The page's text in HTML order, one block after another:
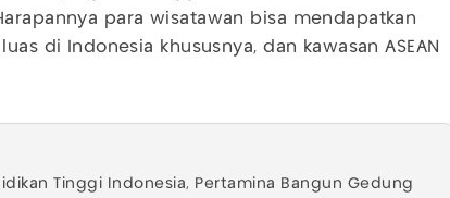
Harapannya para wisatawan bisa mendapatkan
di Indonesia khususnya, dan kawasan ASEAN
Tinggi Indonesia, Pertamina Bangun Gedung